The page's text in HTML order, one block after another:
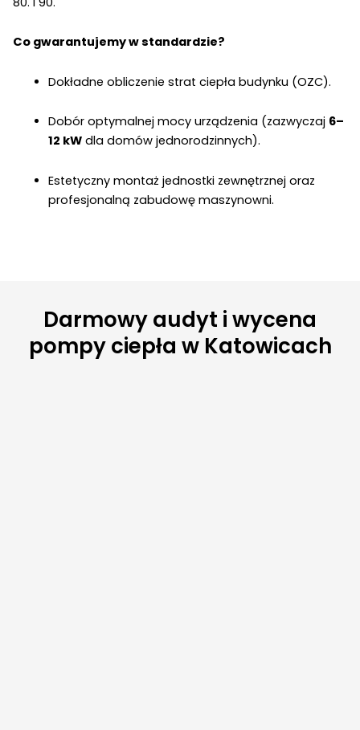
Co gwarantujemy w standardzie?
Dokładne obliczenie strat ciepła budynku (OZC).
Dobór optymalnej mocy urządzenia (zazwyczaj 6–
12 kWdla domów jednorodzinnych).
Estetyczny montaż jednostki zewnętrznej oraz
profesjonalną zabudowę maszynowni.
Darmowy audyt i wycena
pompy ciepła w Katowicach